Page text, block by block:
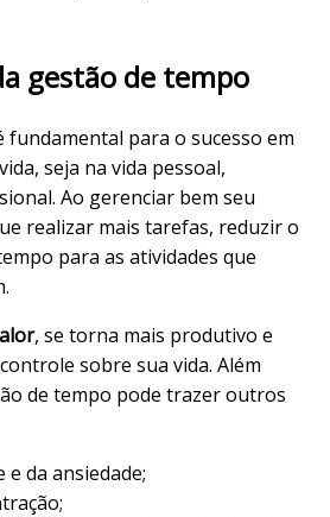
gestão de tempo
fundamental para o sucesso em
seja na vida pessoal,
Ao gerenciar bem seu
realizar mais tarefas, reduzir o
para as atividades que
, se torna mais produtivo e
sobre sua vida. Além
de tempo pode trazer outros
e da ansiedade;